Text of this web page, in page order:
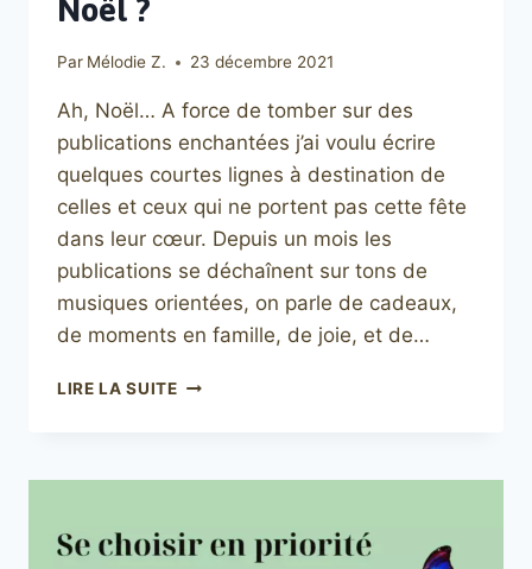
Noël ?
Par Mélodie Z. 23 décembre 2021
Ah, Noël… A force de tomber sur des
publications enchantées j’ai voulu écrire
quelques courtes lignes à destination de
celles et ceux qui ne portent pas cette fête
dans leur cœur. Depuis un mois les
publications se déchaînent sur tons de
musiques orientées, on parle de cadeaux,
de moments en famille, de joie, et de…
LIRE LA SUITEET
PAS
NOËL
?